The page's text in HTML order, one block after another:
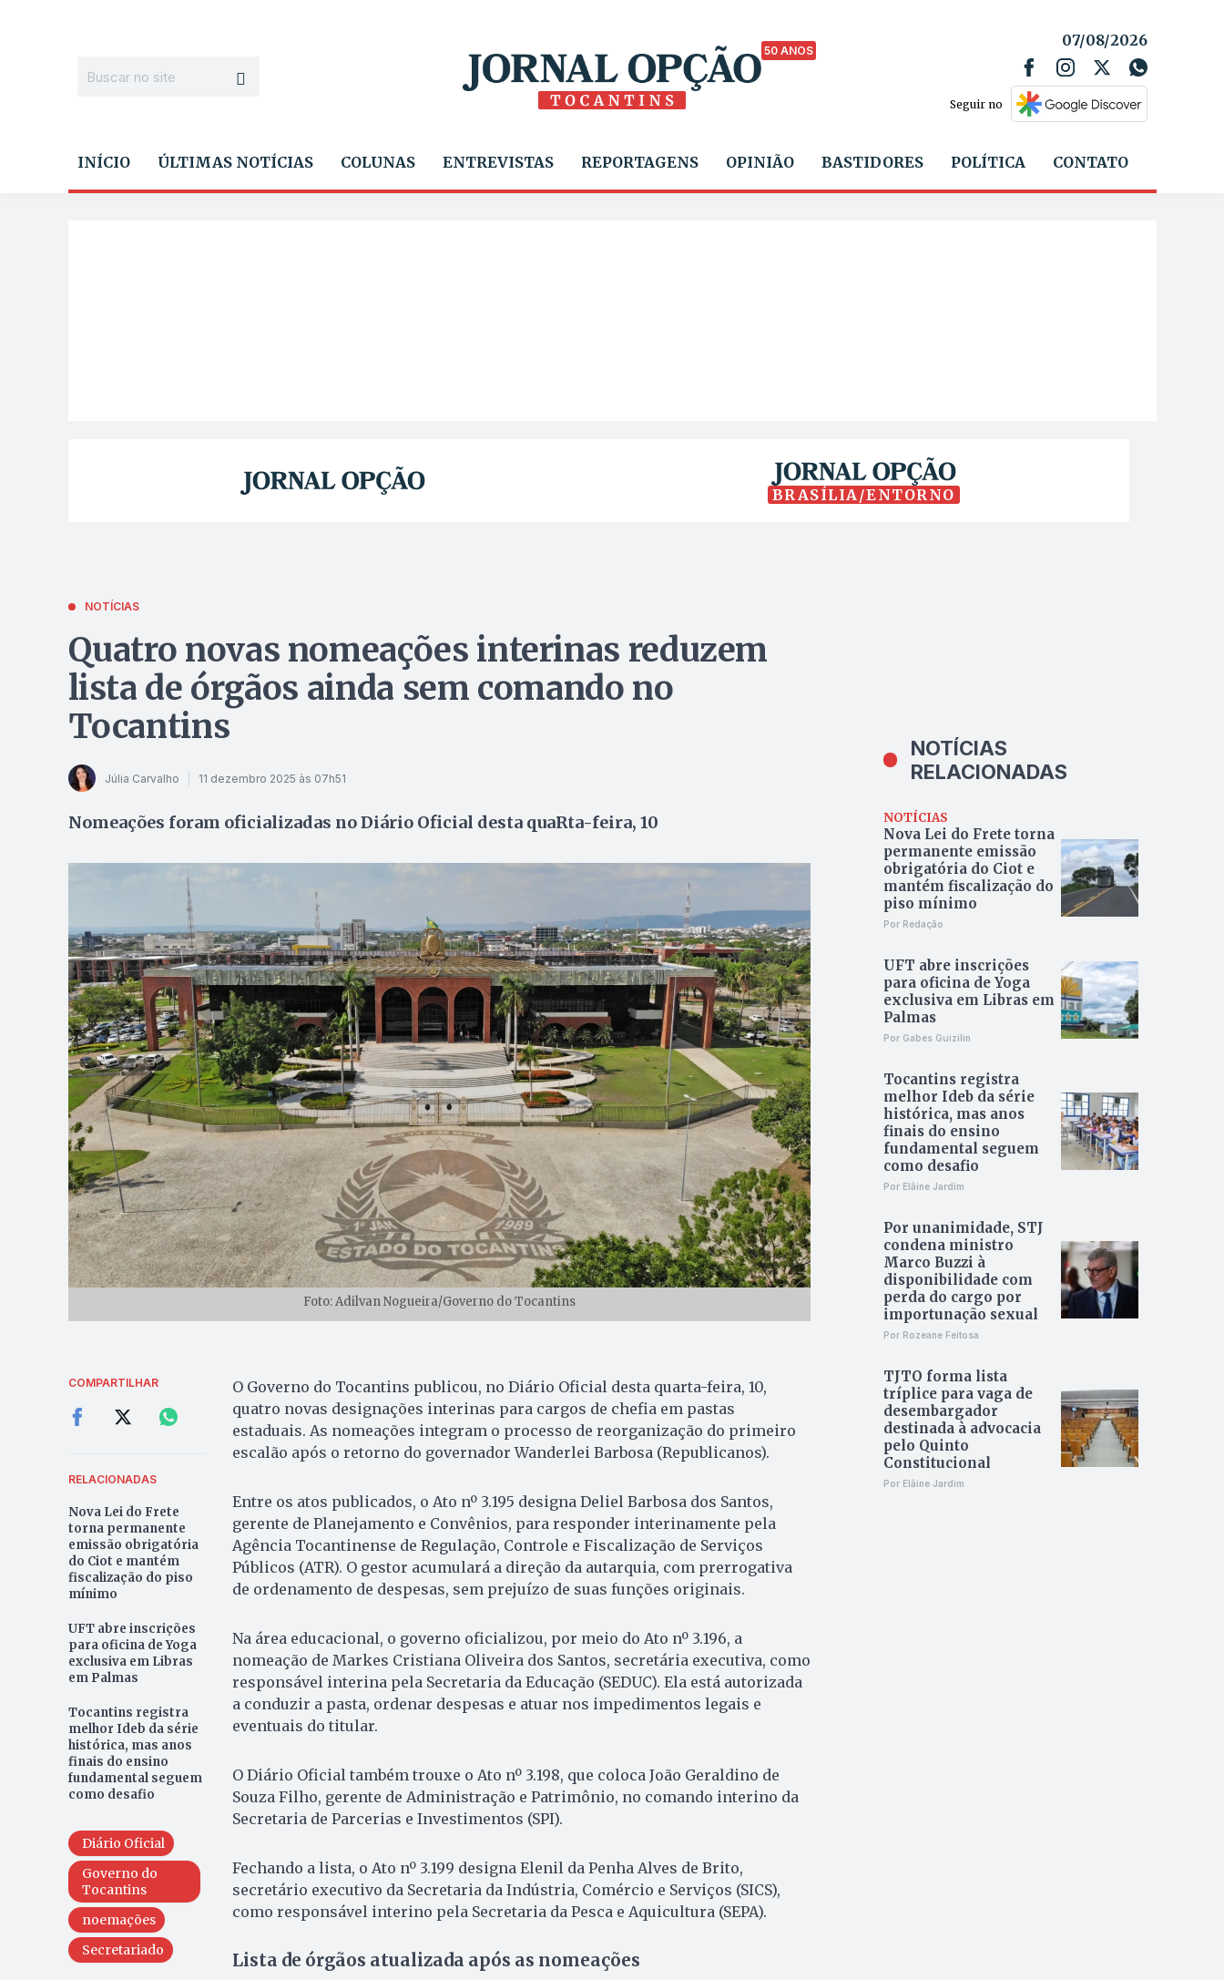
50 ANOS
07/08/2026
Seguir no
INÍCIO ÚLTIMAS NOTÍCIAS COLUNAS ENTREVISTAS REPORTAGENS OPINIÃO BASTIDORES POLÍTICA CONTATO
BRASÍLIA/ENTORNO
NOTÍCIAS
Quatro novas nomeações interinas reduzem
lista de órgãos ainda sem comando no
Tocantins
Júlia Carvalho 11 dezembro 2025 às 07h51
Nomeações foram oficializadas no Diário Oficial desta quaRta-feira, 10
Foto: Adilvan Nogueira/Governo do Tocantins
COMPARTILHAR
RELACIONADAS
Nova Lei do Frete
torna permanente
emissão obrigatória
do Ciot e mantém
fiscalização do piso
mínimo
UFT abre inscrições
para oficina de Yoga
exclusiva em Libras
em Palmas
Tocantins registra
melhor Ideb da série
histórica, mas anos
finais do ensino
fundamental seguem
como desafio
Diário Oficial
Governo do
Tocantins
noemações
Secretariado
O Governo do Tocantins publicou, no Diário Oficial desta quarta-feira, 10,
quatro novas designações interinas para cargos de chefia em pastas
estaduais. As nomeações integram o processo de reorganização do primeiro
escalão após o retorno do governador Wanderlei Barbosa (Republicanos).
Entre os atos publicados, o Ato nº 3.195 designa Deliel Barbosa dos Santos,
gerente de Planejamento e Convênios, para responder interinamente pela
Agência Tocantinense de Regulação, Controle e Fiscalização de Serviços
Públicos (ATR). O gestor acumulará a direção da autarquia, com prerrogativa
de ordenamento de despesas, sem prejuízo de suas funções originais.
Na área educacional, o governo oficializou, por meio do Ato nº 3.196, a
nomeação de Markes Cristiana Oliveira dos Santos, secretária executiva, como
responsável interina pela Secretaria da Educação (SEDUC). Ela está autorizada
a conduzir a pasta, ordenar despesas e atuar nos impedimentos legais e
eventuais do titular.
O Diário Oficial também trouxe o Ato nº 3.198, que coloca João Geraldino de
Souza Filho, gerente de Administração e Patrimônio, no comando interino da
Secretaria de Parcerias e Investimentos (SPI).
Fechando a lista, o Ato nº 3.199 designa Elenil da Penha Alves de Brito,
secretário executivo da Secretaria da Indústria, Comércio e Serviços (SICS),
como responsável interino pela Secretaria da Pesca e Aquicultura (SEPA).
Lista de órgãos atualizada após as nomeações
NOTÍCIAS
RELACIONADAS
NOTÍCIAS
Nova Lei do Frete torna
permanente emissão
obrigatória do Ciot e
mantém fiscalização do
piso mínimo
Por Redação
UFT abre inscrições
para oficina de Yoga
exclusiva em Libras em
Palmas
Por Gabes Guizilin
Tocantins registra
melhor Ideb da série
histórica, mas anos
finais do ensino
fundamental seguem
como desafio
Por Elâine Jardim
Por unanimidade, STJ
condena ministro
Marco Buzzi à
disponibilidade com
perda do cargo por
importunação sexual
Por Rozeane Feitosa
TJTO forma lista
tríplice para vaga de
desembargador
destinada à advocacia
pelo Quinto
Constitucional
Por Elâine Jardim